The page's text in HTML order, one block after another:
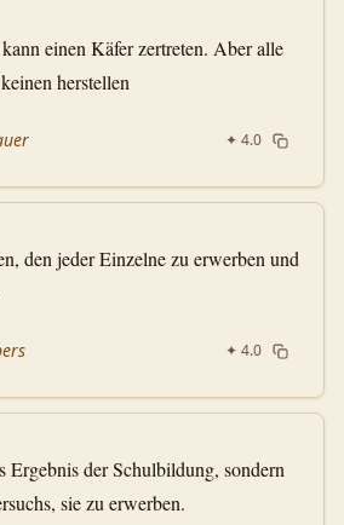
einen Käfer zertreten. Aber alle
herstellen
✦ 4.0
den jeder Einzelne zu erwerben und
✦ 4.0
Ergebnis der Schulbildung, sondern
sie zu erwerben.